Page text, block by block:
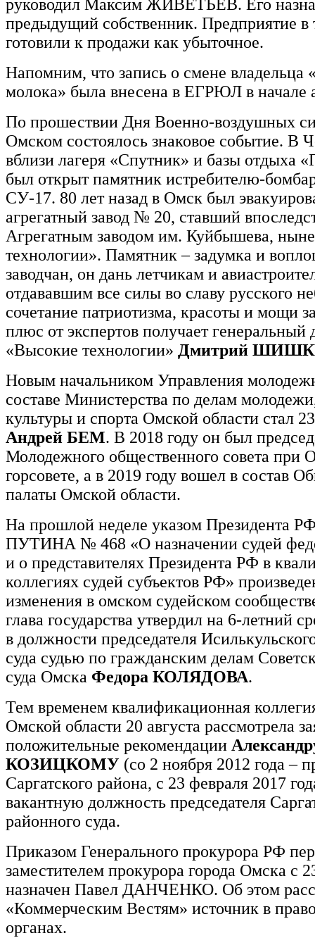
руководил Максим ЖИВЕТЬЕВ. Его
предыдущий собственник. Предприятие в
готовили к продажи как убыточное.
Напомним, что запись о смене владельца
молока» была внесена в ЕГРЮЛ в начале
По прошествии Дня Военно-воздушных
Омском состоялось знаковое событие. В
вблизи лагеря «Спутник» и базы отдыха
был открыт памятник истребителю-
СУ-17. 80 лет назад в Омск был
агрегатный завод № 20, ставший
Агрегатным заводом им. Куйбышева,
технологии». Памятник – задумка и
заводчан, он дань летчикам и
отдававшим все силы во славу русского
сочетание патриотизма, красоты и мощи
плюс от экспертов получает
«Высокие технологии» Дмитрий
Новым начальником Управления
составе Министерства по делам
культуры и спорта Омской области стал
Андрей БЕМ. В 2018 году он был
Молодежного общественного совета при
горсовете, а в 2019 году вошел в состав
палаты Омской области.
На прошлой неделе указом Президента
ПУТИНА № 468 «О назначении судей
и о представителях Президента РФ в
коллегиях судей субъектов РФ»
изменения в омском судейском
глава государства утвердил на 6-летний
в должности председателя
суда судью по гражданским делам
суда Омска Федора КОЛЯДОВА.
Тем временем квалификационная
Омской области 20 августа рассмотрела
положительные рекомендации
КОЗИЦКОМУ (со 2 ноября 2012 года –
Саргатского района, с 23 февраля 2017
вакантную должность председателя
районного суда.
Приказом Генерального прокурора РФ
заместителем прокурора города Омска с
назначен Павел ДАНЧЕНКО. Об этом
«Коммерческим Вестям» источник в
органах.